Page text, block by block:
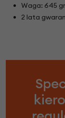
Waga: 645
2 lata